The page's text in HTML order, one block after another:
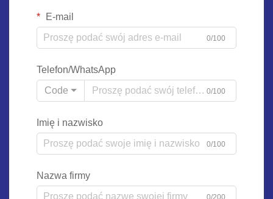
E-mail
0/100
Telefon/WhatsApp
Code
0/100
Imię i nazwisko
0/100
Nazwa firmy
0/200